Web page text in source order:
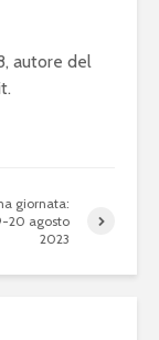
autore del
giornata:
20 agosto
2023